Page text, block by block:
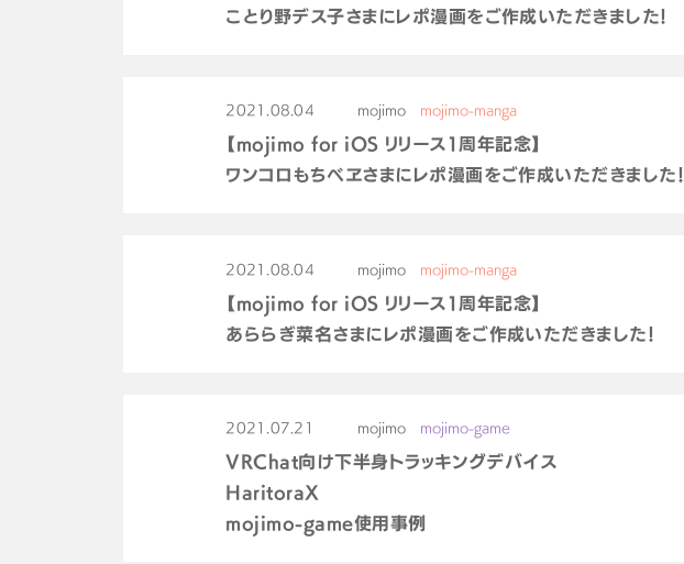
ことり野デス子さまにレポ漫画をご作成いただきました！
2021.08.04 mojimo mojimo-manga
【mojimo for iOS リリース1周年記念】
ワンコロもちべヱさまにレポ漫画をご作成いただきました！
2021.08.04 mojimo mojimo-manga
【mojimo for iOS リリース1周年記念】
あららぎ菜名さまにレポ漫画をご作成いただきました！
2021.07.21 mojimo mojimo-game
VRChat向け下半身トラッキングデバイス
HaritoraX
mojimo-game使用事例